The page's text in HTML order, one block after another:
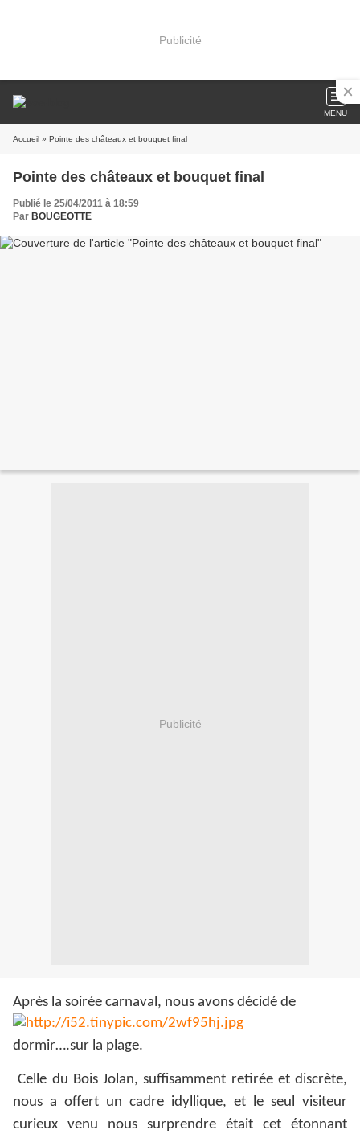
Publicité
MENU
Accueil » Pointe des châteaux et bouquet final
Pointe des châteaux et bouquet final
Publié le 25/04/2011 à 18:59
Par BOUGEOTTE
Publicité
Après la soirée carnaval, nous avons décidé de
dormir….sur la plage.
Celle du Bois Jolan, suffisamment retirée et discrète,
nous a offert un cadre idyllique, et le seul visiteur
curieux venu nous surprendre était cet étonnant